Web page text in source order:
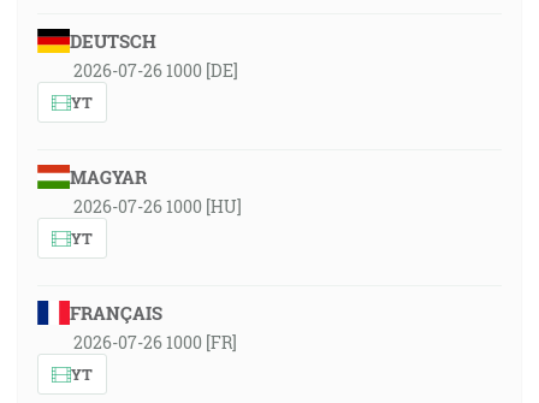
DEUTSCH
2026-07-26 1000 [DE]
YT
MAGYAR
2026-07-26 1000 [HU]
YT
FRANÇAIS
2026-07-26 1000 [FR]
YT